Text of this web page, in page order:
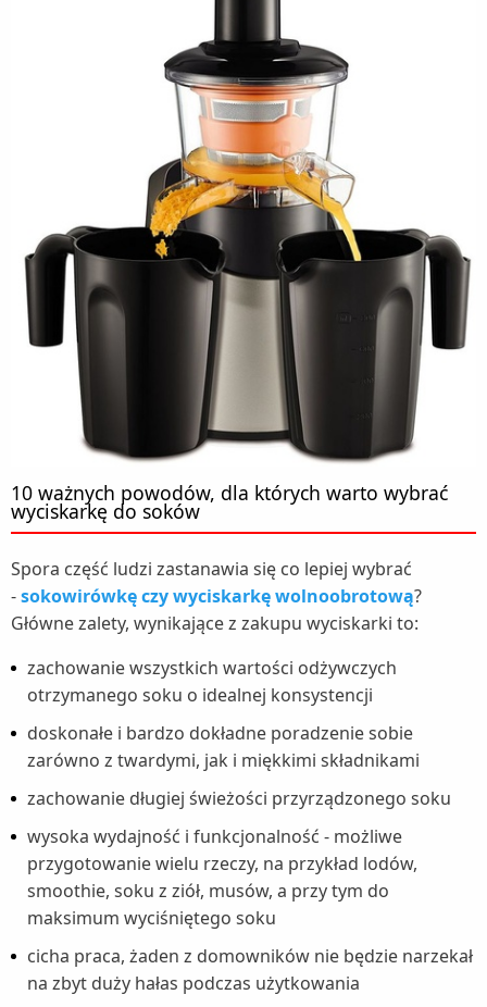
10 ważnych powodów, dla których warto wybrać
wyciskarkę do soków
Spora część ludzi zastanawia się co lepiej wybrać
-sokowirówkę czy wyciskarkę wolnoobrotową?
Główne zalety, wynikające z zakupu wyciskarki to:
zachowanie wszystkich wartości odżywczych
otrzymanego soku o idealnej konsystencji
doskonałe i bardzo dokładne poradzenie sobie
zarówno z twardymi, jak i miękkimi składnikami
zachowanie długiej świeżości przyrządzonego soku
wysoka wydajność i funkcjonalność - możliwe
przygotowanie wielu rzeczy, na przykład lodów,
smoothie, soku z ziół, musów, a przy tym do
maksimum wyciśniętego soku
cicha praca, żaden z domowników nie będzie narzekał
na zbyt duży hałas podczas użytkowania